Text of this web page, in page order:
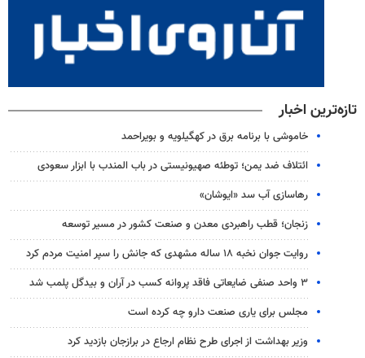
تازه‌ترین اخبار
خاموشی با برنامه برق در کهگیلویه و بویراحمد
ائتلاف ضد یمن؛ توطئه صهیونیستی در باب المندب با ابزار سعودی
رهاسازی آب سد «ایوشان»
زنجان؛ قطب راهبردی معدن و صنعت کشور در مسیر توسعه
روایت جوان نخبه ۱۸ ساله مشهدی که جانش را سپر امنیت مردم کرد
۳ واحد صنفی ضایعاتی فاقد پروانه کسب در آران و بیدگل پلمب شد
مجلس برای یاری صنعت دارو چه کرده است
وزیر بهداشت از اجرای طرح نظام ارجاع در برازجان بازدید کرد